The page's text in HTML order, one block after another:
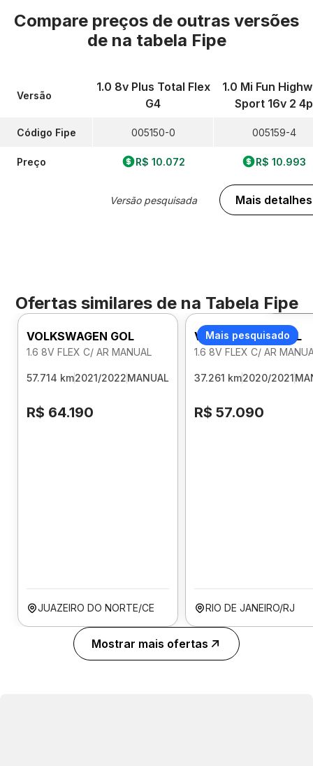
Compare preços de outras versões
de na tabela Fipe
Versão
Código Fipe
Preço
1.0 8v Plus Total Flex
G4
005150-0
R$ 10.072
Versão pesquisada
1.0 Mi Fun
Sport 16v 2 4p
005159-4
R$ 10.993
Mais detalhes
Ofertas similares de na Tabela Fipe
VOLKSWAGEN GOL
1.6 8V FLEX C/ AR MANUAL
57.714 km2021/2022MANUAL
R$ 64.190
JUAZEIRO DO NORTE/CE
Mais pesquisado
Foto
VOLKSWAGEN GOL
1.6 8V FLEX C/ AR
37.261 km2020/2021
R$ 57.090
RIO DE JANEIRO/RJ
Mostrar mais ofertas